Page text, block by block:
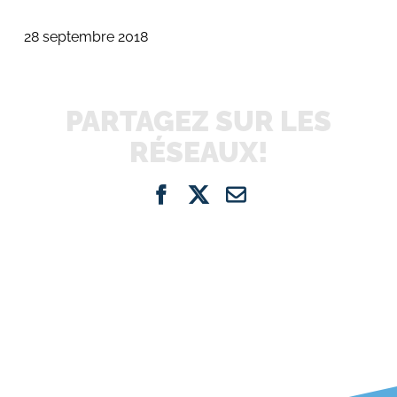
28 septembre 2018
PARTAGEZ SUR LES
RÉSEAUX!
FacebookEmail